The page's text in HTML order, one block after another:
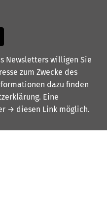
Newsletters willigen Sie
zum Zwecke des
dazu finden
. Eine
→ diesen Link möglich.